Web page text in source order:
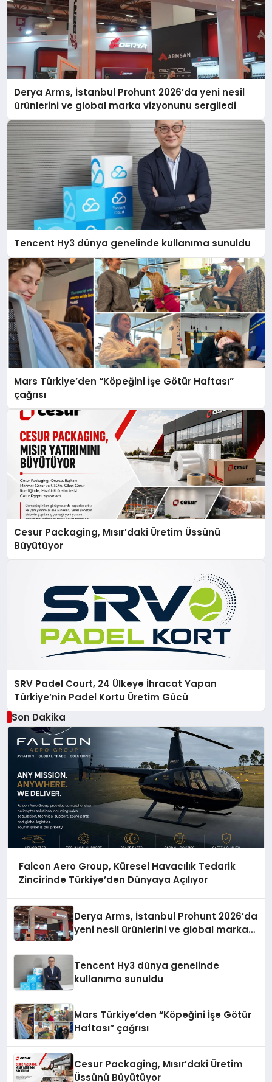
Derya Arms, İstanbul Prohunt 2026’da yeni nesil
ürünlerini ve global marka vizyonunu sergiledi
Tencent Hy3 dünya genelinde kullanıma sunuldu
Mars Türkiye’den “Köpeğini İşe Götür Haftası”
çağrısı
Cesur Packaging, Mısır’daki Üretim Üssünü
Büyütüyor
SRV Padel Court, 24 Ülkeye İhracat Yapan
Türkiye’nin Padel Kortu Üretim Gücü
Son Dakika
Falcon Aero Group, Küresel Havacılık Tedarik
Zincirinde Türkiye’den Dünyaya Açılıyor
Derya Arms, İstanbul Prohunt 2026’da
yeni nesil ürünlerini ve global marka
Tencent Hy3 dünya genelinde
kullanıma sunuldu
Mars Türkiye’den “Köpeğini İşe Götür
Haftası” çağrısı
Cesur Packaging, Mısır’daki Üretim
Üssünü Büyütüyor